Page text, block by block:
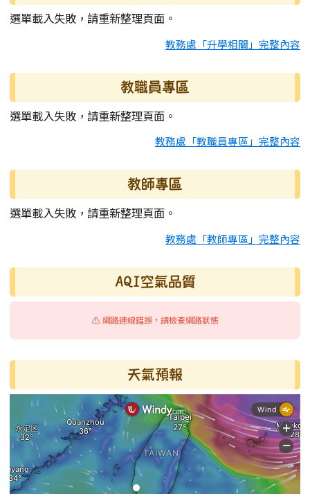
選單載入失敗，請重新整理頁面。
教務處「升學相關」完整內容
教職員專區
選單載入失敗，請重新整理頁面。
教務處「教職員專區」完整內容
教師專區
選單載入失敗，請重新整理頁面。
教務處「教師專區」完整內容
AQI空氣品質
⚠️ 網路連線錯誤，請檢查網路狀態
天氣預報